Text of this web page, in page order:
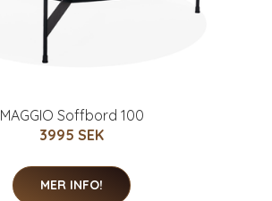
MAGGIO Soffbord 100
3995 SEK
MER INFO!